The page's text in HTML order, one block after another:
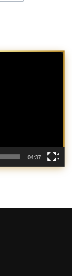
04:37